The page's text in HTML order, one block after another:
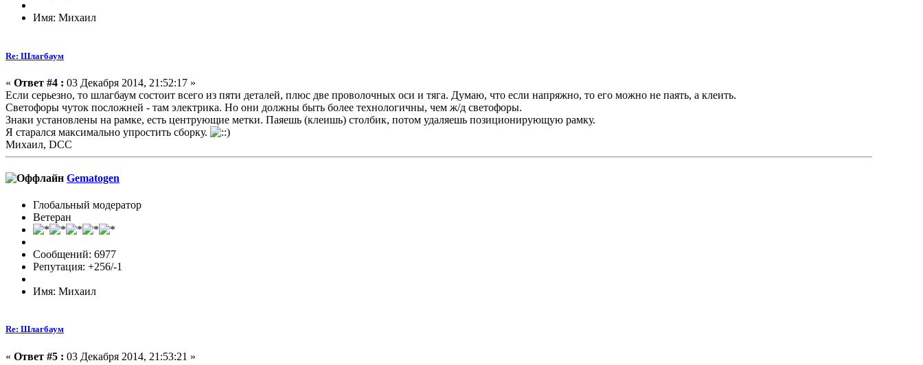
Имя: Михаил
Re: Шлагбаум
« Ответ #4 : 03 Декабря 2014, 21:52:17 »
Если серьезно, то шлагбаум состоит всего из пяти деталей, плюс две проволочных оси и тяга. Думаю, что если напряжно, то его можно не паять, а клеить.
Светофоры чуток посложней - там электрика. Но они должны быть более технологичны, чем ж/д светофоры.
Знаки установлены на рамке, есть центрующие метки. Паяешь (клеишь) столбик, потом удаляешь позиционирующую рамку.
Я старался максимально упростить сборку.
Михаил, DCC
Gematogen
Глобальный модератор
Ветеран
Сообщений: 6977
Репутация: +256/-1
Имя: Михаил
Re: Шлагбаум
« Ответ #5 : 03 Декабря 2014, 21:53:21 »